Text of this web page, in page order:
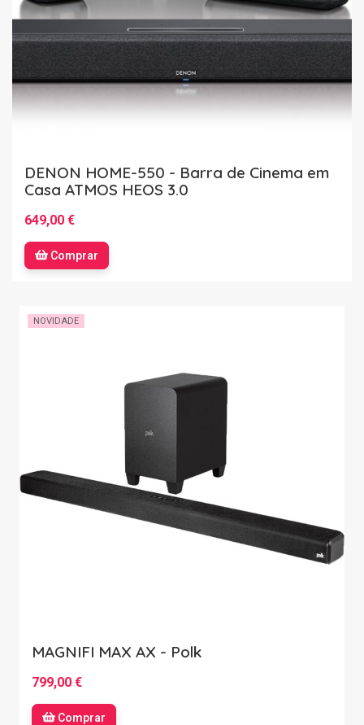
DENON HOME-550 - Barra de Cinema em
Casa ATMOS HEOS 3.0
649,00 €
Comprar
NOVIDADE
MAGNIFI MAX AX - Polk
799,00 €
Comprar